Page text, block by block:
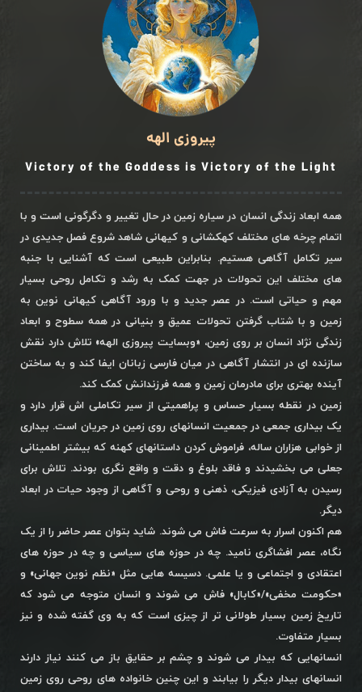
پیروزی الهه
Victory of the Goddess is Victory of the Light
همه ابعاد زندگی انسان در سیاره زمین در حال تغییر و دگرگونی است و با
اتمام چرخه های مختلف کهکشانی و کیهانی شاهد شروع فصل جدیدی در
سیر تکامل آگاهی هستیم. بنابراین طبیعی است که آشنایی با جنبه
های مختلف این تحولات در جهت کمک به رشد و تکامل روحی بسیار
مهم و حیاتی است. در عصر جدید و با ورود آگاهی کیهانی نوین به
زمین و با شتاب گرفتن تحولات عمیق و بنیانی در همه سطوح و ابعاد
زندگی نژاد انسان بر روی زمین، «وبسایت پیروزی الهه» تلاش دارد نقش
سازنده ای در انتشار آگاهی در میان فارسی زبانان ایفا کند و به ساختن
آینده بهتری برای مادرمان زمین و همه فرزندانش کمک کند.
زمین در نقطه بسیار حساس و پراهمیتی از سیر تکاملی اش قرار دارد و
یک بیداری جمعی در جمعیت انسانهای روی زمین در جریان است. بیداری
از خوابی هزاران ساله، فراموش کردن داستانهای کهنه که بیشتر اطمینانی
جعلی می بخشیدند و فاقد بلوغ و دقت و واقع نگری بودند. تلاش برای
رسیدن به آزادی فیزیکی، ذهنی و روحی و آگاهی از وجود حیات در ابعاد
دیگر.
هم اکنون اسرار به سرعت فاش می شوند. شاید بتوان عصر حاضر را از یک
نگاه، عصر افشاگری نامید. چه در حوزه های سیاسی و چه در حوزه های
اعتقادی و اجتماعی و یا علمی. دسیسه هایی مثل «نظم نوین جهانی» و
«حکومت مخفی»/«کابال» فاش می شوند و انسان متوجه می شود که
تاریخ زمین بسیار طولانی تر از چیزی است که به وی گفته شده و نیز
بسیار متفاوت.
انسانهایی که بیدار می شوند و چشم بر حقایق باز می کنند نیاز دارند
انسانهای بیدار دیگر را بیابند و این چنین خانواده های روحی روی زمین